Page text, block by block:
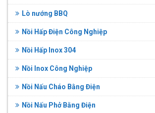
Lò nướng BBQ
Nồi Hấp Điện Công Nghiệp
Nồi Hấp Inox 304
Nồi Inox Công Nghiệp
Nồi Nấu Cháo Bằng Điện
Nồi Nấu Phở Bằng Điện